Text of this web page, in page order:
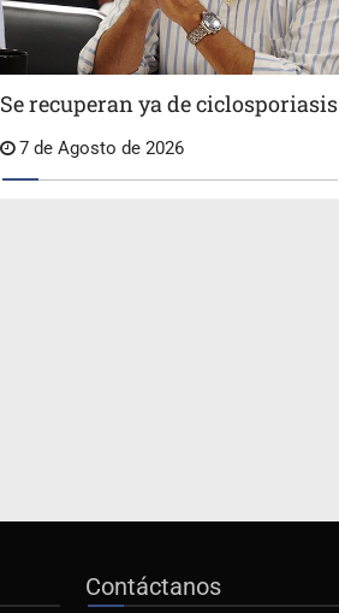
Se recuperan ya de ciclosporiasis
7 de Agosto de 2026
Contáctanos